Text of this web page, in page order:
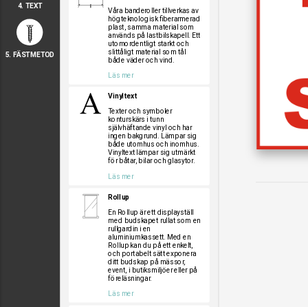
a
a
4. TEXT
5. FÄSTMETOD
Våra banderoller tillverkas av
högteknologisk fiberarmerad
plast, samma material som
används på lastbilskapell. Ett
utomordentligt starkt och
slittåligt material som tål
både väder och vind.
Läs mer
Vinyltext
Texter och symboler
konturskärs i tunn
självhäftande vinyl och har
ingen bakgrund. Lämpar sig
både utomhus och inomhus.
Vinyltext lämpar sig utmärkt
för båtar, bilar och glasytor.
Läs mer
Rollup
En Rollup är ett displayställ
med budskapet rullat som en
rullgardin i en
aluminiumkassett. Med en
Rollup kan du på ett enkelt,
och portabelt sätt exponera
ditt budskap på mässor,
event, i butiksmiljöer eller på
föreläsningar.
Läs mer